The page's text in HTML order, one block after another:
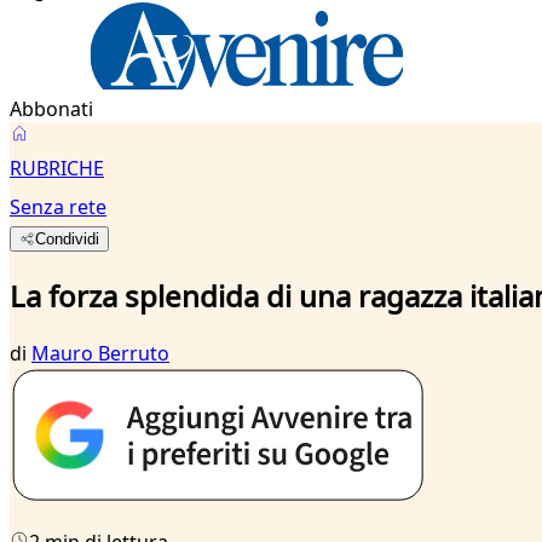
Abbonati
RUBRICHE
Senza rete
Condividi
La forza splendida di una ragazza
di Mauro Berruto